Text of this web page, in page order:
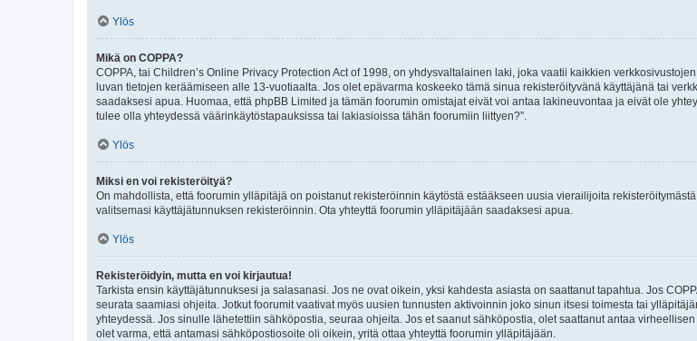
Ylös
Mikä on COPPA?
COPPA, tai Children’s Online Privacy Protection Act of 1998, on yhdysvaltalainen laki, joka vaatii kaikkien
luvan tietojen keräämiseen alle 13-vuotiaalta. Jos olet epävarma koskeeko tämä sinua rekisteröityvänä käyttäjänä tai
saadaksesi apua. Huomaa, että phpBB Limited ja tämän foorumin omistajat eivät voi antaa lakineuvontaa ja eivät ole
tulee olla yhteydessä väärinkäytöstapauksissa tai lakiasioissa tähän foorumiin liittyen?”.
Ylös
Miksi en voi rekisteröityä?
On mahdollista, että foorumin ylläpitäjä on poistanut rekisteröinnin käytöstä estääkseen uusia vierailijoita
valitsemasi käyttäjätunnuksen rekisteröinnin. Ota yhteyttä foorumin ylläpitäjään saadaksesi apua.
Ylös
Rekisteröidyin, mutta en voi kirjautua!
Tarkista ensin käyttäjätunnuksesi ja salasanasi. Jos ne ovat oikein, yksi kahdesta asiasta on saattanut tapahtua. Jos
seurata saamiasi ohjeita. Jotkut foorumit vaativat myös uusien tunnusten aktivoinnin joko sinun itsesi toimesta tai
yhteydessä. Jos sinulle lähetettiin sähköpostia, seuraa ohjeita. Jos et saanut sähköpostia, olet saattanut antaa
olet varma, että antamasi sähköpostiosoite oli oikein, yritä ottaa yhteyttä foorumin ylläpitäjään.